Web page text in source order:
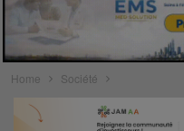
Home Société